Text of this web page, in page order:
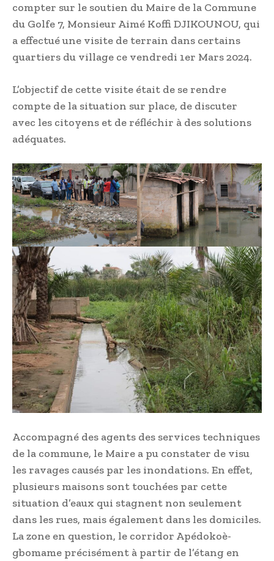
compter sur le soutien du Maire de la Commune
du Golfe 7, Monsieur Aimé Koffi DJIKOUNOU, qui
a effectué une visite de terrain dans certains
quartiers du village ce vendredi 1er Mars 2024.
L’objectif de cette visite était de se rendre
compte de la situation sur place, de discuter
avec les citoyens et de réfléchir à des solutions
adéquates.
Accompagné des agents des services techniques
de la commune, le Maire a pu constater de visu
les ravages causés par les inondations. En effet,
plusieurs maisons sont touchées par cette
situation d’eaux qui stagnent non seulement
dans les rues, mais également dans les domiciles.
La zone en question, le corridor Apédokoè-
gbomame précisément à partir de l’étang en